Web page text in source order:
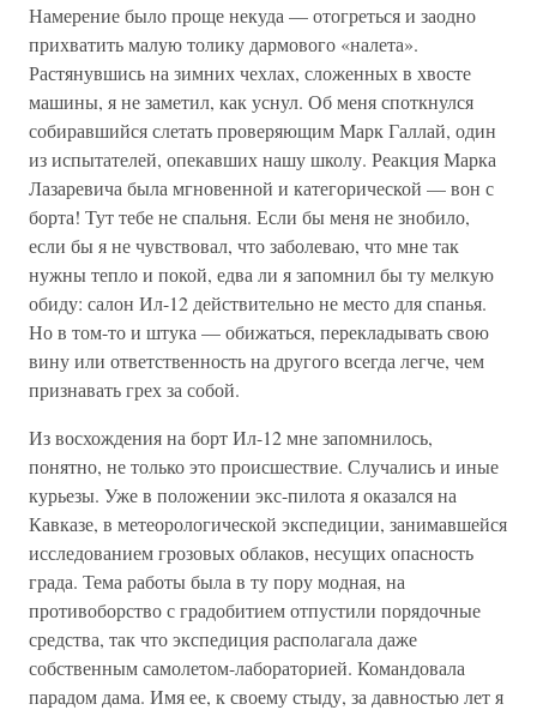
Намерение было проще некуда — отогреться и заодно
прихватить малую толику дармового «налета».
Растянувшись на зимних чехлах, сложенных в хвосте
машины, я не заметил, как уснул. Об меня споткнулся
собиравшийся слетать проверяющим Марк Галлай, один
из испытателей, опекавших нашу школу. Реакция Марка
Лазаревича была мгновенной и категорической — вон с
борта! Тут тебе не спальня. Если бы меня не знобило,
если бы я не чувствовал, что заболеваю, что мне так
нужны тепло и покой, едва ли я запомнил бы ту мелкую
обиду: салон Ил-12 действительно не место для спанья.
Но в том-то и штука — обижаться, перекладывать свою
вину или ответственность на другого всегда легче, чем
признавать грех за собой.
Из восхождения на борт Ил-12 мне запомнилось,
понятно, не только это происшествие. Случались и иные
курьезы. Уже в положении экс-пилота я оказался на
Кавказе, в метеорологической экспедиции, занимавшейся
исследованием грозовых облаков, несущих опасность
града. Тема работы была в ту пору модная, на
противоборство с градобитием отпустили порядочные
средства, так что экспедиция располагала даже
собственным самолетом-лабораторией. Командовала
парадом дама. Имя ее, к своему стыду, за давностью лет я